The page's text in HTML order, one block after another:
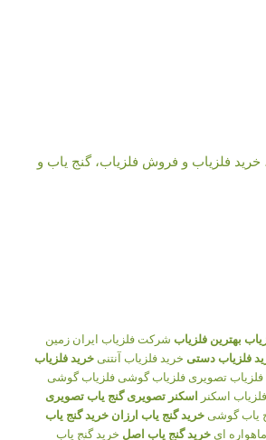
خرید فلزیاب و فروش فلزیاب، گنج یاب و
بهترین فلزیاب شرکت فلزیاب ایران زمین
فلزیاب دستی خرید فلزیاب آنتنی خرید فلزیاب
فلزیاب تصویری فلزیاب گوشی فلزیاب گوشی
فلزیاب اسکنر اسکنر تصویری گنج یاب تصویری
یاب گوشی خرید گنج یاب ارزان خرید گنج یاب
ای خرید گنج یاب اصل خرید گنج یاب